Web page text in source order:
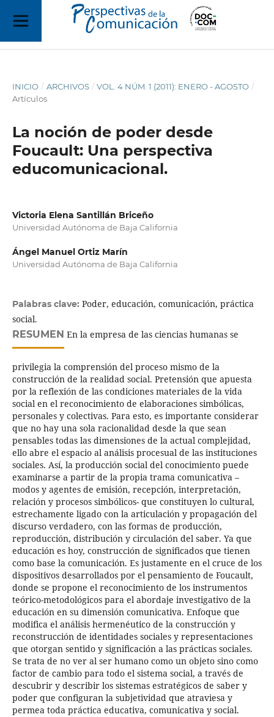
INICIO / ARCHIVOS / VOL. 4 NÚM. 1 (2011): ENERO - AGOSTO /
Artículos
La noción de poder desde
Foucault: Una perspectiva
educomunicacional.
Victoria Elena Santillán Briceño
Universidad Autónoma de Baja California
Ángel Manuel Ortiz Marín
Universidad Autónoma de Baja California
Palabras clave: Poder, educación, comunicación, práctica
social.
RESUMEN En la empresa de las ciencias humanas se
privilegia la comprensión del proceso mismo de la
construcción de la realidad social. Pretensión que apuesta
por la reflexión de las condiciones materiales de la vida
social en el reconocimiento de elaboraciones simbólicas,
personales y colectivas. Para esto, es importante considerar
que no hay una sola racionalidad desde la que sean
pensables todas las dimensiones de la actual complejidad,
ello abre el espacio al análisis procesual de las instituciones
sociales. Así, la producción social del conocimiento puede
examinarse a partir de la propia trama comunicativa –
modos y agentes de emisión, recepción, interpretación,
relación y procesos simbólicos- que constituyen lo cultural,
estrechamente ligado con la articulación y propagación del
discurso verdadero, con las formas de producción,
reproducción, distribución y circulación del saber. Ya que
educación es hoy, construcción de significados que tienen
como base la comunicación. Es justamente en el cruce de los
dispositivos desarrollados por el pensamiento de Foucault,
donde se propone el reconocimiento de los instrumentos
teórico-metodológicos para el abordaje investigativo de la
educación en su dimensión comunicativa. Enfoque que
modifica el análisis hermenéutico de la construcción y
reconstrucción de identidades sociales y representaciones
que otorgan sentido y significación a las prácticas sociales.
Se trata de no ver al ser humano como un objeto sino como
factor de cambio para todo el sistema social, a través de
descubrir y describir los sistemas estratégicos de saber y
poder que configuran la subjetividad que atraviesa y
permea toda práctica educativa, comunicativa y social.